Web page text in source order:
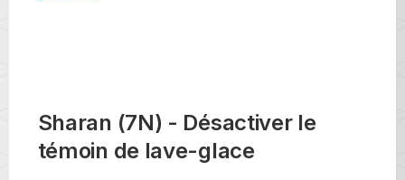
Sharan (7N) - Désactiver le
témoin de lave-glace